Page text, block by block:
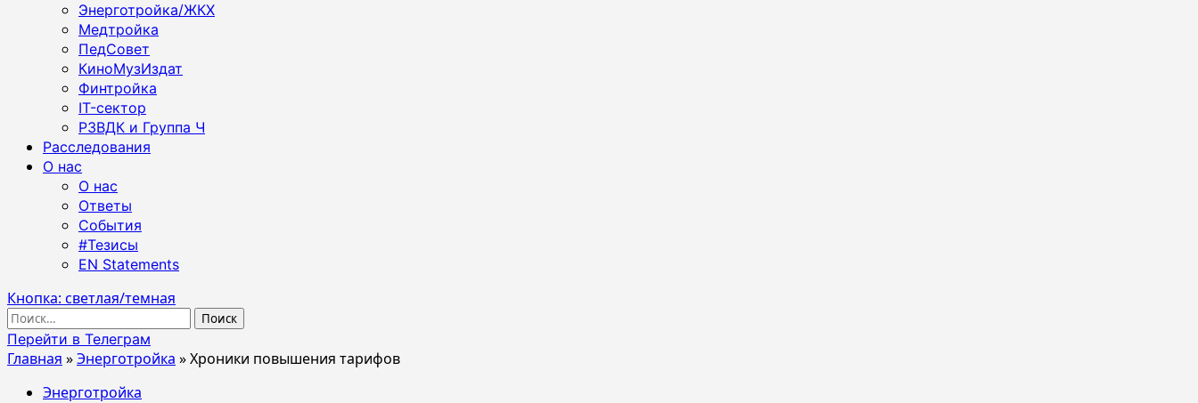
Энерготройка/ЖКХ
Медтройка
ПедСовет
КиноМузИздат
Финтройка
IT-сектор
РЗВДК и Группа Ч
Расследования
О нас
О нас
Ответы
События
#Тезисы
EN Statements
Кнопка: светлая/темная
Найти:
Перейти в Телеграм
Главная »Энерготройка »Хроники повышения тарифов
Энерготройка